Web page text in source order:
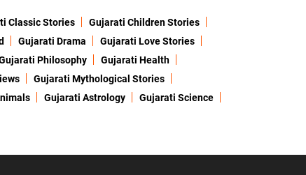
Classic Stories
Gujarati Children Stories
Gujarati Drama
Gujarati Love Stories
Philosophy
Gujarati Health
Gujarati Mythological Stories
Gujarati Astrology
Gujarati Science